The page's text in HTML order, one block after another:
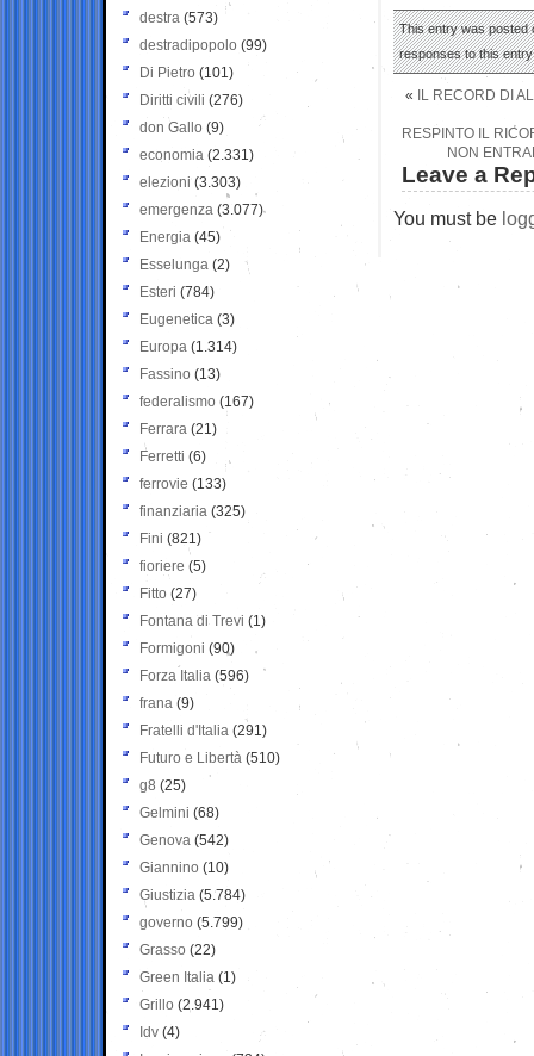
This entry was posted
responses to this
« IL RECORD DI
RESPINTO IL
NON
Leave a
You must be
destra (573)
destradipopolo (99)
Di Pietro (101)
Diritti civili (276)
don Gallo (9)
economia (2.331)
elezioni (3.303)
emergenza (3.077)
Energia (45)
Esselunga (2)
Esteri (784)
Eugenetica (3)
Europa (1.314)
Fassino (13)
federalismo (167)
Ferrara (21)
Ferretti (6)
ferrovie (133)
finanziaria (325)
Fini (821)
fioriere (5)
Fitto (27)
Fontana di Trevi (1)
Formigoni (90)
Forza Italia (596)
frana (9)
Fratelli d'Italia (291)
Futuro e Libertà (510)
g8 (25)
Gelmini (68)
Genova (542)
Giannino (10)
Giustizia (5.784)
governo (5.799)
Grasso (22)
Green Italia (1)
Grillo (2.941)
Idv (4)